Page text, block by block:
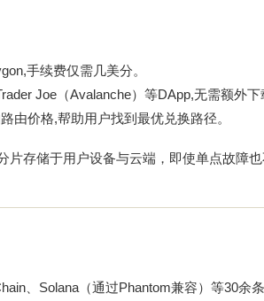
手续费仅需几美分。
Joe（Avalanche）等DApp,无需额外下
由价格,帮助用户找到最优兑换路径。
片存储于用户设备与云端，即使单点故障
、Solana（通过Phantom兼容）等30余